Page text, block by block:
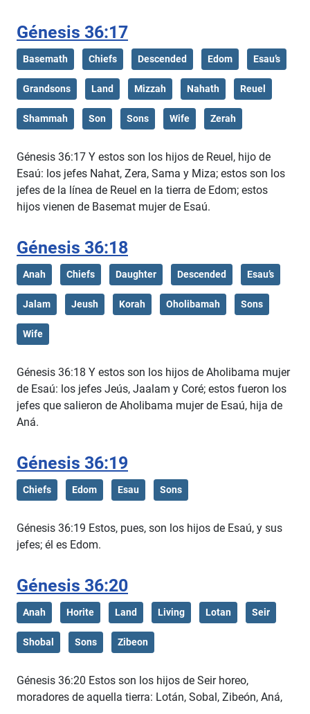
Génesis 36:17
Basemath Chiefs Descended Edom Esau’s
Grandsons Land Mizzah Nahath Reuel
Shammah Son Sons Wife Zerah
Génesis 36:17 Y estos son los hijos de Reuel, hijo de
Esaú: los jefes Nahat, Zera, Sama y Miza; estos son los
jefes de la línea de Reuel en la tierra de Edom; estos
hijos vienen de Basemat mujer de Esaú.
Génesis 36:18
Anah Chiefs Daughter Descended Esau’s
Jalam Jeush Korah Oholibamah Sons
Wife
Génesis 36:18 Y estos son los hijos de Aholibama mujer
de Esaú: los jefes Jeús, Jaalam y Coré; estos fueron los
jefes que salieron de Aholibama mujer de Esaú, hija de
Aná.
Génesis 36:19
Chiefs Edom Esau Sons
Génesis 36:19 Estos, pues, son los hijos de Esaú, y sus
jefes; él es Edom.
Génesis 36:20
Anah Horite Land Living Lotan Seir
Shobal Sons Zibeon
Génesis 36:20 Estos son los hijos de Seir horeo,
moradores de aquella tierra: Lotán, Sobal, Zibeón, Aná,